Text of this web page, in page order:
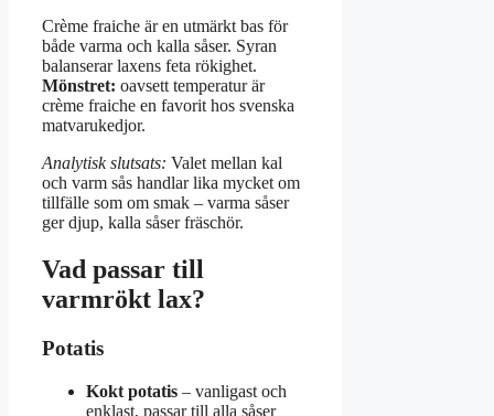
Crème fraiche är en utmärkt bas för
både varma och kalla såser. Syran
balanserar laxens feta rökighet.
Mönstret: oavsett temperatur är
crème fraiche en favorit hos svenska
matvarukedjor.
Analytisk slutsats: Valet mellan kal
och varm sås handlar lika mycket om
tillfälle som om smak – varma såser
ger djup, kalla såser fräschör.
Vad passar till
varmrökt lax?
Potatis
Kokt potatis – vanligast och
enklast, passar till alla såser